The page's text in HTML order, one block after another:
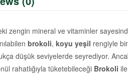
zengin mineral ve vitaminler
brokoli, koyu yeşil rengiyle
düşük seviyelerde seyrediyor.
rahatlığıyla tüketebileceği Brokoli